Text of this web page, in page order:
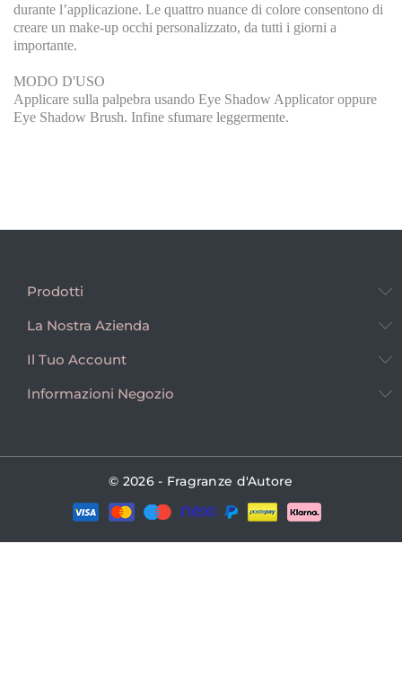
durante l’applicazione. Le quattro nuance di colore consentono di
creare un make-up occhi personalizzato, da tutti i giorni a
importante.
MODO D'USO
Applicare sulla palpebra usando Eye Shadow Applicator oppure
Eye Shadow Brush. Infine sfumare leggermente.
Prodotti
La Nostra Azienda
Il Tuo Account
Informazioni Negozio
© 2026 - Fragranze d'Autore